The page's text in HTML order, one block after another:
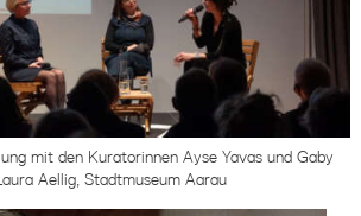
mit den Kuratorinnen Ayse Yavas und Gaby
Aellig, Stadtmuseum Aarau